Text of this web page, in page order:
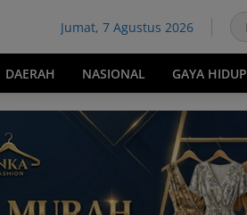
Jumat, 7 Agustus 2026
DAERAH NASIONAL GAYA HIDUP